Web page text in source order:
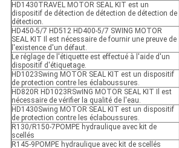
HD1430TRAVEL MOTOR SEAL KIT est un
dispositif de détection de détection de détection de
détection.
HD450-5/7 HD512 HD400-5/7 SWING MOTOR
SEAL KIT Il est nécessaire de fournir une preuve de
l'existence d'un défaut.
Le réglage de l'étiquette est effectué à l'aide d'un
dispositif d'étiquetage.
HD1023Swing MOTOR SEAL KIT est un dispositif
de protection contre les éclaboussures.
HD820R HD1023RSwING MOTOR SEAL KIT Il est
nécessaire de vérifier la qualité de l'eau.
HD1430Swing MOTOR SEAL KIT est un dispositif
de protection contre les éclaboussures.
R130/R150-7POMPE hydraulique avec kit de
scellés
R145-9POMPE hydraulique avec kit de scellés